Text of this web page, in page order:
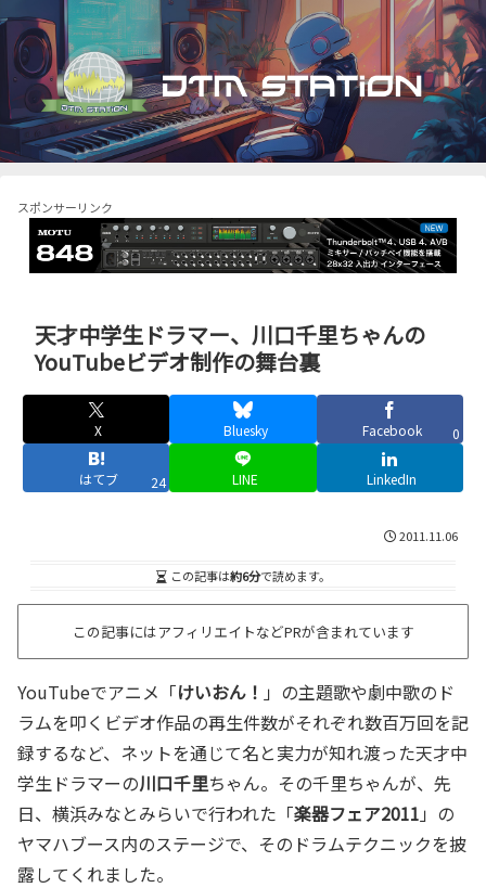
スポンサーリンク
天才中学生ドラマー、川口千里ちゃんの
YouTubeビデオ制作の舞台裏
X Bluesky Facebook 0
はてブ 24 LINE LinkedIn
2011.11.06
この記事は約6分で読めます。
この記事にはアフィリエイトなどPRが含まれています
YouTubeでアニメ「けいおん！ 」の主題歌や劇中歌のド
ラムを叩くビデオ作品の再生件数がそれぞれ数百万回を記
録するなど、ネットを通じて名と実力が知れ渡った天才中
学生ドラマーの川口千里ちゃん。その千里ちゃんが、先
日、横浜みなとみらいで行われた「楽器フェア2011 」の
ヤマハブース内のステージで、そのドラムテクニックを披
露してくれました。